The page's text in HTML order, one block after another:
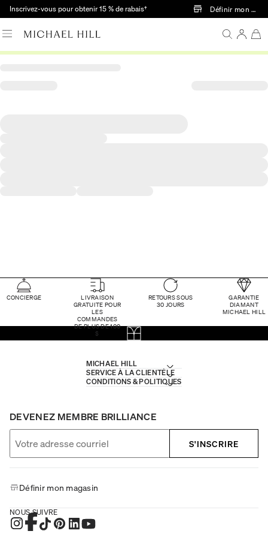
Passer au contenu principal
Inscrivez-vous pour obtenir 15 % de rabais† Définir mon
CONCIERGE
LIVRAISON
GRATUITE POUR
LES
COMMANDES
DE PLUS DE 100
$
RETOURS SOUS
30 JOURS
GARANTIE
DIAMANT
MICHAEL HILL
MICHAEL HILL
SERVICE À LA CLIENTÈLE
CONDITIONS & POLITIQUES
DEVENEZ MEMBRE BRILLIANCE
S'INSCRIRE
Définir mon magasin
NOUS SUIVRE